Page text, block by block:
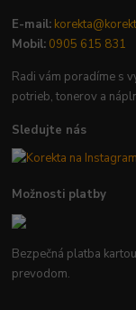
E-mail:
Mobil: 0905 615 831
Radi vám poradíme s
potrieb, tonerov a
Sledujte nás
Možnosti platby
Bezpečná platba
prevodom.